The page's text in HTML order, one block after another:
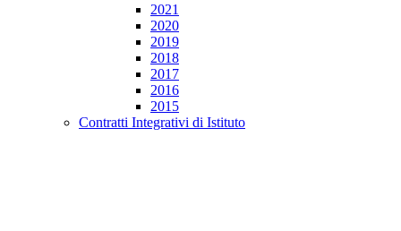
2021
2020
2019
2018
2017
2016
2015
Contratti Integrativi di Istituto